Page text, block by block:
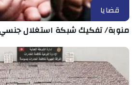
قضايا
منوبة/ تفكيك شبكة استغلال